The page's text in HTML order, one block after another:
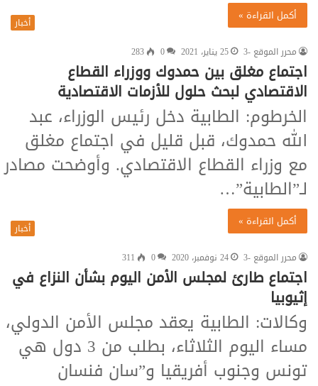
أكمل القراءة »
أخبار
محرر الموقع -3
25 يناير، 2021 0
283
اجتماع مغلق بين حمدوك ووزراء القطاع
الاقتصادي لبحث حلول للأزمات الاقتصادية
الخرطوم: الطابية دخل رئيس الوزراء، عبد
الله حمدوك، قبل قليل في اجتماع مغلق
مع وزراء القطاع الاقتصادي. وأوضحت مصادر
لـ”الطابية”…
أكمل القراءة »
أخبار
محرر الموقع -3
24 نوفمبر، 2020 0
311
اجتماع طارئ لمجلس الأمن اليوم بشأن النزاع في
إثيوبيا
وكالات: الطابية يعقد مجلس الأمن الدولي،
مساء اليوم الثلاثاء، بطلب من 3 دول هي
تونس وجنوب أفريقيا و”سان فنسان